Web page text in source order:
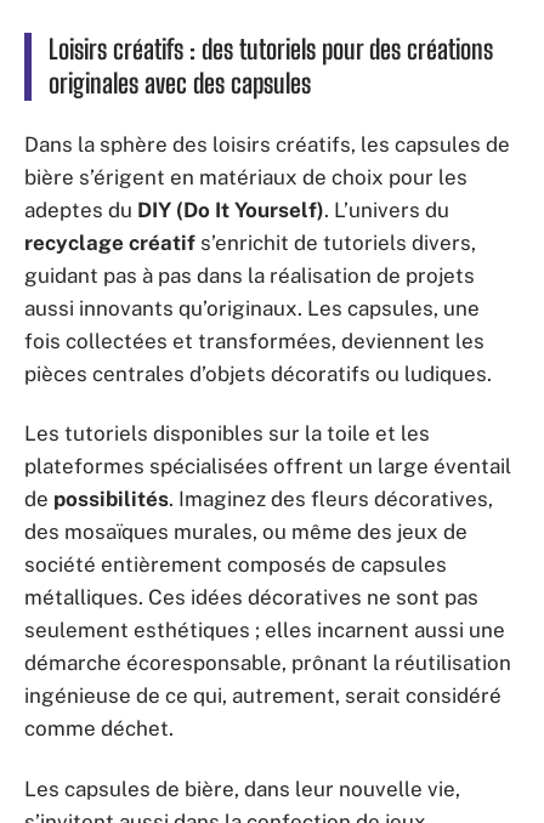
Loisirs créatifs : des tutoriels pour des créations
originales avec des capsules
Dans la sphère des loisirs créatifs, les capsules de
bière s’érigent en matériaux de choix pour les
adeptes du DIY (Do It Yourself). L’univers du
recyclage créatif s’enrichit de tutoriels divers,
guidant pas à pas dans la réalisation de projets
aussi innovants qu’originaux. Les capsules, une
fois collectées et transformées, deviennent les
pièces centrales d’objets décoratifs ou ludiques.
Les tutoriels disponibles sur la toile et les
plateformes spécialisées offrent un large éventail
de possibilités. Imaginez des fleurs décoratives,
des mosaïques murales, ou même des jeux de
société entièrement composés de capsules
métalliques. Ces idées décoratives ne sont pas
seulement esthétiques ; elles incarnent aussi une
démarche écoresponsable, prônant la réutilisation
ingénieuse de ce qui, autrement, serait considéré
comme déchet.
Les capsules de bière, dans leur nouvelle vie,